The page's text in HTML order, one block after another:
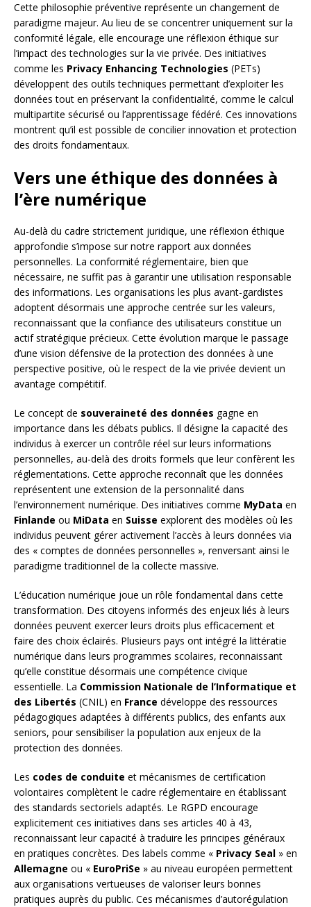
Cette philosophie préventive représente un changement de
paradigme majeur. Au lieu de se concentrer uniquement sur la
conformité légale, elle encourage une réflexion éthique sur
l’impact des technologies sur la vie privée. Des initiatives
comme les Privacy Enhancing Technologies (PETs)
développent des outils techniques permettant d’exploiter les
données tout en préservant la confidentialité, comme le calcul
multipartite sécurisé ou l’apprentissage fédéré. Ces innovations
montrent qu’il est possible de concilier innovation et protection
des droits fondamentaux.
Vers une éthique des données à
l’ère numérique
Au-delà du cadre strictement juridique, une réflexion éthique
approfondie s’impose sur notre rapport aux données
personnelles. La conformité réglementaire, bien que
nécessaire, ne suffit pas à garantir une utilisation responsable
des informations. Les organisations les plus avant-gardistes
adoptent désormais une approche centrée sur les valeurs,
reconnaissant que la confiance des utilisateurs constitue un
actif stratégique précieux. Cette évolution marque le passage
d’une vision défensive de la protection des données à une
perspective positive, où le respect de la vie privée devient un
avantage compétitif.
Le concept de souveraineté des données gagne en
importance dans les débats publics. Il désigne la capacité des
individus à exercer un contrôle réel sur leurs informations
personnelles, au-delà des droits formels que leur confèrent les
réglementations. Cette approche reconnaît que les données
représentent une extension de la personnalité dans
l’environnement numérique. Des initiatives comme MyData en
Finlande ou MiData en Suisse explorent des modèles où les
individus peuvent gérer activement l’accès à leurs données via
des « comptes de données personnelles », renversant ainsi le
paradigme traditionnel de la collecte massive.
L’éducation numérique joue un rôle fondamental dans cette
transformation. Des citoyens informés des enjeux liés à leurs
données peuvent exercer leurs droits plus efficacement et
faire des choix éclairés. Plusieurs pays ont intégré la littératie
numérique dans leurs programmes scolaires, reconnaissant
qu’elle constitue désormais une compétence civique
essentielle. La Commission Nationale de l’Informatique et
des Libertés (CNIL) en France développe des ressources
pédagogiques adaptées à différents publics, des enfants aux
seniors, pour sensibiliser la population aux enjeux de la
protection des données.
Les codes de conduite et mécanismes de certification
volontaires complètent le cadre réglementaire en établissant
des standards sectoriels adaptés. Le RGPD encourage
explicitement ces initiatives dans ses articles 40 à 43,
reconnaissant leur capacité à traduire les principes généraux
en pratiques concrètes. Des labels comme « Privacy Seal » en
Allemagne ou « EuroPriSe » au niveau européen permettent
aux organisations vertueuses de valoriser leurs bonnes
pratiques auprès du public. Ces mécanismes d’autorégulation